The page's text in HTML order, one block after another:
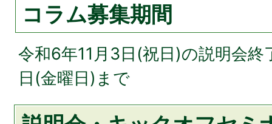
コラム募集期間
令和6年11月3日(祝日)の説明会終
日(金曜日)まで